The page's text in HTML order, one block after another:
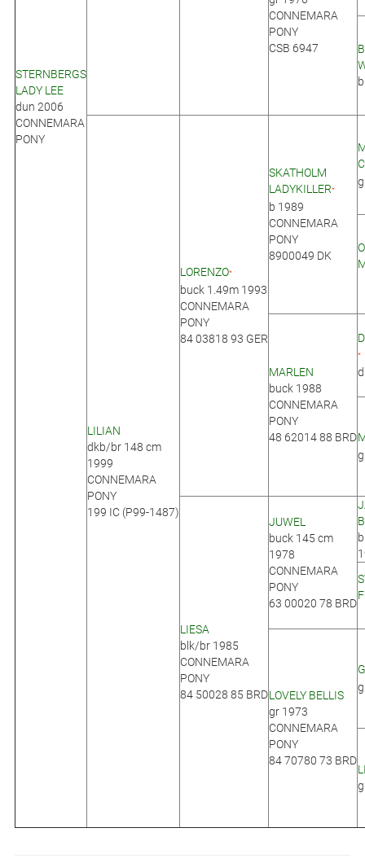
STERNBERGS
LADY LEE
dun 2006
CONNEMARA
PONY
CONNEMARA
PONY
CSB 6947
LILIAN
dkb/br 148 cm
1999
CONNEMARA
PONY
199 IC (P99-1487)
LORENZO*
buck 1.49m 1993
CONNEMARA
PONY
84 03818 93 GER
SKATHOLM
LADYKILLER*
b 1989
CONNEMARA
PONY
8900049 DK
MARLEN
buck 1988
CONNEMARA
PONY
48 62014 88 BRD
*
LIESA
blk/br 1985
CONNEMARA
PONY
84 50028 85 BRD
JUWEL
buck 145 cm
1978
CONNEMARA
PONY
63 00020 78 BRD
LOVELY BELLIS
gr 1973
CONNEMARA
PONY
84 70780 73 BRD